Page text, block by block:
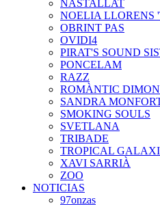
NASTALLAT
NOELIA LLORENS
OBRINT PAS
OVIDI4
PIRAT'S SOUND
PONCELAM
RAZZ
ROMÀNTIC
SANDRA
SMOKING SOULS
SVETLANA
TRIBADE
TROPICAL
XAVI SARRIÀ
ZOO
NOTICIAS
97onzas